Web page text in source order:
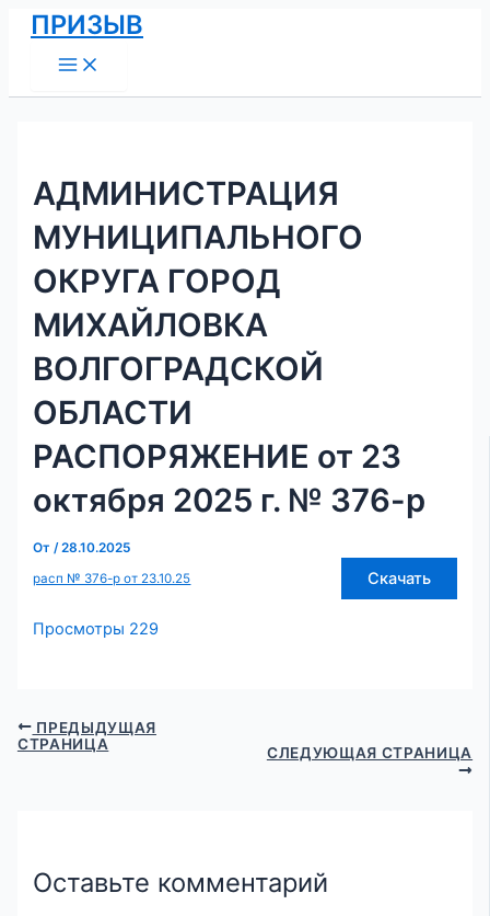
Перейти
содержимому
ПРИЗЫВ
Menu
АДМИНИСТРАЦИЯ
МУНИЦИПАЛЬНОГО
ОКРУГА ГОРОД
МИХАЙЛОВКА
ВОЛГОГРАДСКОЙ
ОБЛАСТИ
РАСПОРЯЖЕНИЕ от 23
октября 2025 г. № 376-р
От/28.10.2025
расп № 376-р от 23.10.25
Скачать
Просмотры 229
Навигация
по
записям
ПРЕДЫДУЩАЯ
СТРАНИЦА
СЛЕДУЮЩАЯ СТРАНИЦА
Оставьте комментарий